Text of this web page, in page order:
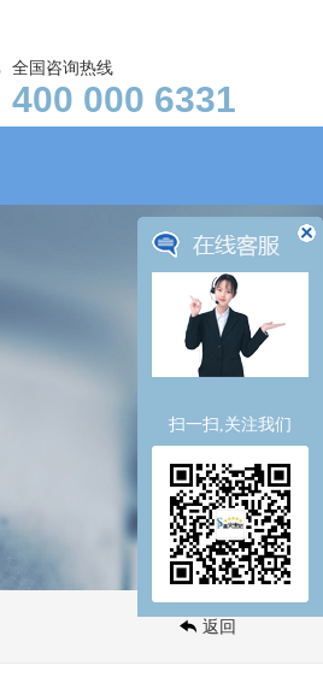
全国咨询热线
400 000 6331
返回
扫一扫,关注我们